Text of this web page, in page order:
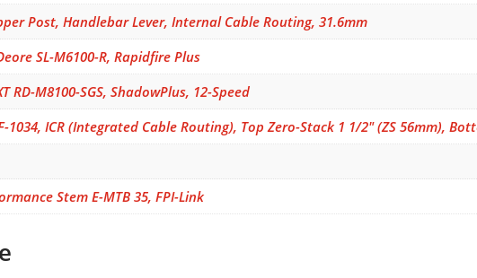
Post, Handlebar Lever, Internal Cable Routing, 31.6mm
SL-M6100-R, Rapidfire Plus
RD-M8100-SGS, ShadowPlus, 12-Speed
1034, ICR (Integrated Cable Routing), Top Zero-Stack 1 1/2" (ZS 56mm),
Stem E-MTB 35, FPI-Link